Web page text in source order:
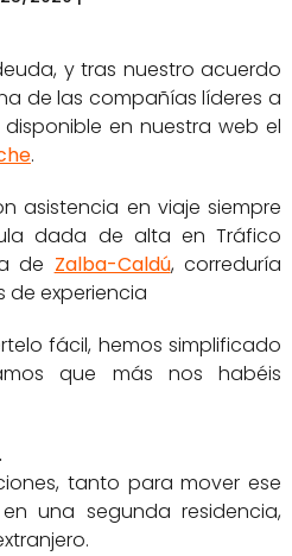
y tras nuestro acuerdo
de las compañías líderes a
en nuestra web el
.
asistencia en viaje siempre
dada de alta en Tráfico
de Zalba-Caldú, correduría
de experiencia
fácil, hemos simplificado
que más nos habéis
tanto para mover ese
una segunda residencia,